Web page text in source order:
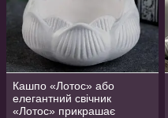
Кашпо «Лотос» або
елегантний свічник
«Лотос» прикрашає